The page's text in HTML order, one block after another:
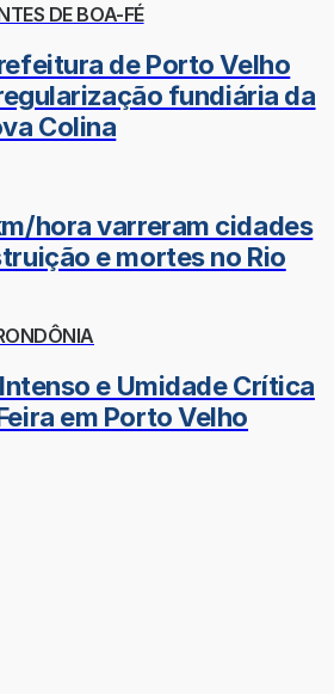
DE BOA-FÉ
de Porto Velho
fundiária da
Colina
hora varreram cidades
e mortes no Rio
e Umidade Crítica
em Porto Velho